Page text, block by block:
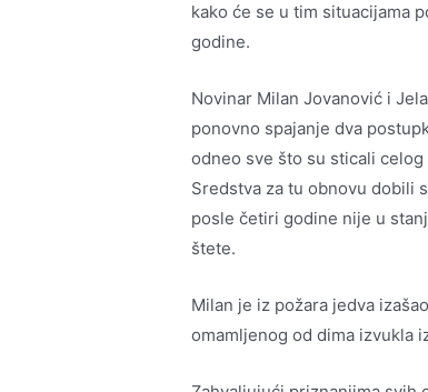
kako će se u tim situacijama
godine.
Novinar Milan Jovanović i
ponovno spajanje dva
odneo sve što su sticali
Sredstva za tu obnovu dobili
posle četiri godine nije u
štete.
Milan je iz požara jedva
omamljenog od dima izvukla